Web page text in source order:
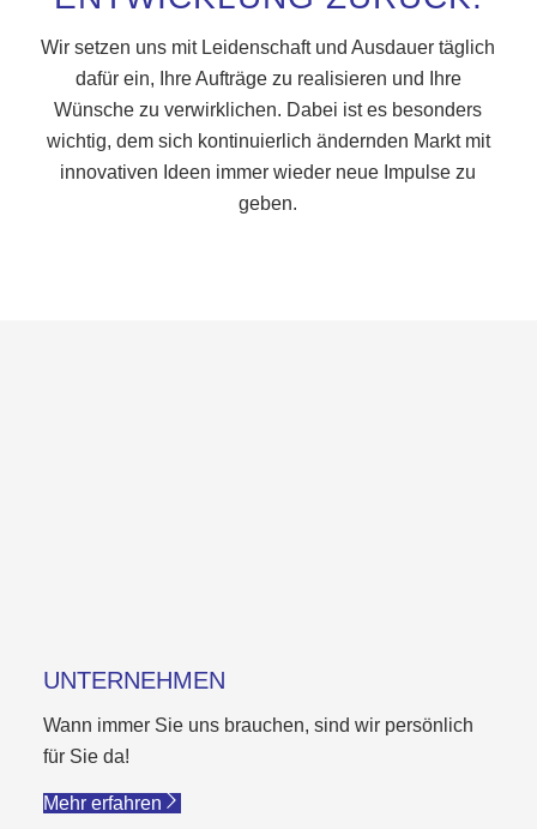
Wir setzen uns mit Leidenschaft und Ausdauer täglich
dafür ein, Ihre Aufträge zu realisieren und Ihre
Wünsche zu verwirklichen. Dabei ist es besonders
wichtig, dem sich kontinuierlich ändernden Markt mit
innovativen Ideen immer wieder neue Impulse zu
geben.
UNTERNEHMEN
Wann immer Sie uns brauchen, sind wir persönlich
für Sie da!
Mehr erfahren